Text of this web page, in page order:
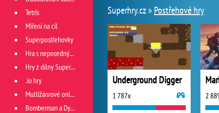
Superhry.cz » Postřehové hry
Underground Digger
1 787x 2
Tetris
Míření na cíl
Superpostřehovky
Hra s neposedným míčkem
Hry z dílny Superhry.cz
.io hry
Multižánrové online hry
Bomberman a Dyna Blaster